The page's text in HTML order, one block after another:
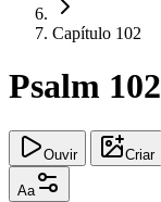
Capítulo 102
Psalm 102
Ouvir Criar
Aa